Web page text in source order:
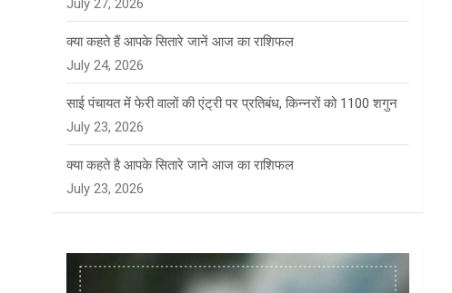
July 27, 2026
क्या कहते हैं आपके सितारे जानें आज का राशिफल
July 24, 2026
साई पंचायत में फेरी वालों की एंट्री पर प्रतिबंध, किन्नरों को 1100 शगुन
July 23, 2026
क्या कहते है आपके सितारे जाने आज का राशिफल
July 23, 2026